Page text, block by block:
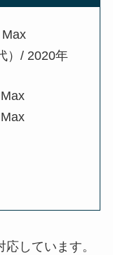
）/ 2020年
しています。